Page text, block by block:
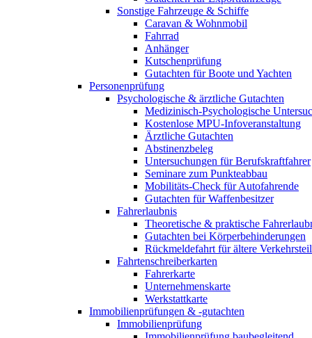
Sonstige Fahrzeuge & Schiffe
Caravan & Wohnmobil
Fahrrad
Anhänger
Kutschenprüfung
Gutachten für Boote und Yachten
Personenprüfung
Psychologische & ärztliche Gutachten
Medizinisch-Psychologische
Kostenlose MPU-Infoveranstaltung
Ärztliche Gutachten
Abstinenzbeleg
Untersuchungen für Berufskraftfahrer
Seminare zum Punkteabbau
Mobilitäts-Check für Autofahrende
Gutachten für Waffenbesitzer
Fahrerlaubnis
Theoretische & praktische
Gutachten bei Körperbehinderungen
Rückmeldefahrt für ältere
Fahrtenschreiberkarten
Fahrerkarte
Unternehmenskarte
Werkstattkarte
Immobilienprüfungen & -gutachten
Immobilienprüfung